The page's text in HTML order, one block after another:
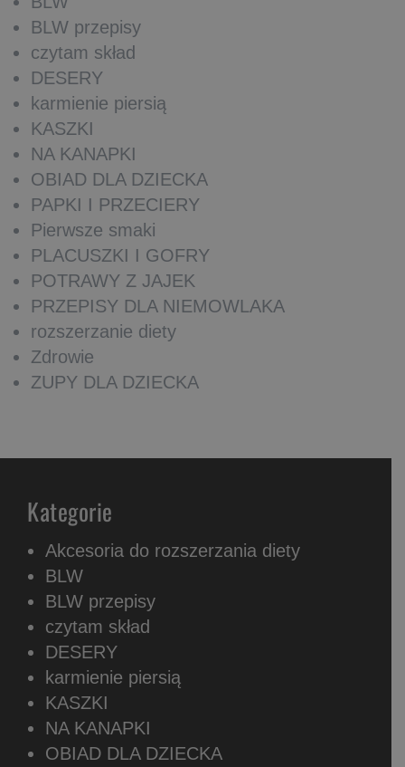
BLW przepisy
czytam skład
DESERY
karmienie piersią
KASZKI
NA KANAPKI
OBIAD DLA DZIECKA
PAPKI I PRZECIERY
Pierwsze smaki
PLACUSZKI I GOFRY
POTRAWY Z JAJEK
PRZEPISY DLA NIEMOWLAKA
rozszerzanie diety
Zdrowie
ZUPY DLA DZIECKA
Kategorie
Akcesoria do rozszerzania diety
BLW
BLW przepisy
czytam skład
DESERY
karmienie piersią
KASZKI
NA KANAPKI
OBIAD DLA DZIECKA